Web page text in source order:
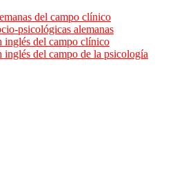
del campo clínico
psicológicas alemanas
inglés del campo clínico
inglés del campo de la psicología